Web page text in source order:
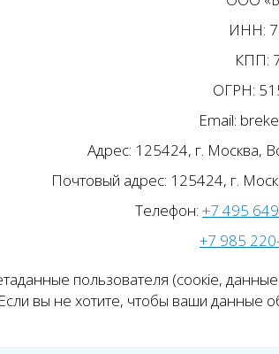
ИНН:
КПП:
ОГРН:
Email:
Адрес: 125424, г. Москва,
Почтовый адрес: 125424, г.
Телефон: +7 495
+7 985
пользователя (соокіе,
Если вы не хотите, чтобы ваши данные